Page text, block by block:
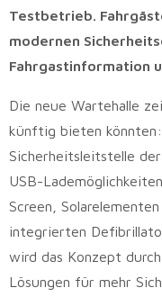
Testbetrieb.
modernen
Fahrgastinformation
Die neue Wartehalle
künftig bieten
Sicherheitsleitstelle
USB-
Screen,
integrierten
wird das Konzept
Lösungen für mehr